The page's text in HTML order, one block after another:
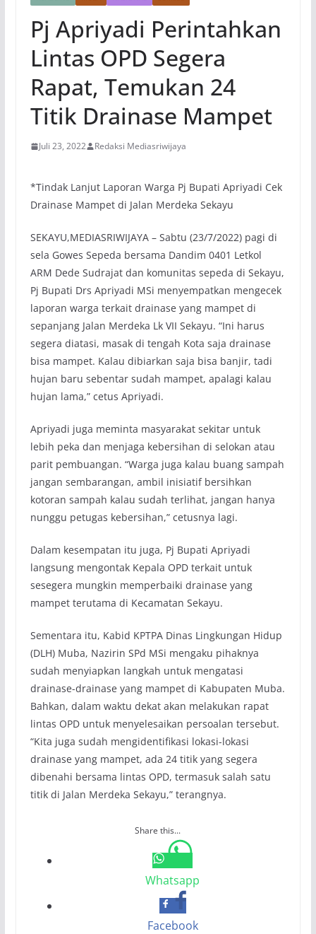
Pj Apriyadi Perintahkan
Lintas OPD Segera
Rapat, Temukan 24
Titik Drainase Mampet
Juli 23, 2022 Redaksi Mediasriwijaya
*Tindak Lanjut Laporan Warga Pj Bupati Apriyadi Cek
Drainase Mampet di Jalan Merdeka Sekayu
SEKAYU,MEDIASRIWIJAYA – Sabtu (23/7/2022) pagi di
sela Gowes Sepeda bersama Dandim 0401 Letkol
ARM Dede Sudrajat dan komunitas sepeda di Sekayu,
Pj Bupati Drs Apriyadi MSi menyempatkan mengecek
laporan warga terkait drainase yang mampet di
sepanjang Jalan Merdeka Lk VII Sekayu. “Ini harus
segera diatasi, masak di tengah Kota saja drainase
bisa mampet. Kalau dibiarkan saja bisa banjir, tadi
hujan baru sebentar sudah mampet, apalagi kalau
hujan lama,” cetus Apriyadi.
Apriyadi juga meminta masyarakat sekitar untuk
lebih peka dan menjaga kebersihan di selokan atau
parit pembuangan. “Warga juga kalau buang sampah
jangan sembarangan, ambil inisiatif bersihkan
kotoran sampah kalau sudah terlihat, jangan hanya
nunggu petugas kebersihan,” cetusnya lagi.
Dalam kesempatan itu juga, Pj Bupati Apriyadi
langsung mengontak Kepala OPD terkait untuk
sesegera mungkin memperbaiki drainase yang
mampet terutama di Kecamatan Sekayu.
Sementara itu, Kabid KPTPA Dinas Lingkungan Hidup
(DLH) Muba, Nazirin SPd MSi mengaku pihaknya
sudah menyiapkan langkah untuk mengatasi
drainase-drainase yang mampet di Kabupaten Muba.
Bahkan, dalam waktu dekat akan melakukan rapat
lintas OPD untuk menyelesaikan persoalan tersebut.
“Kita juga sudah mengidentifikasi lokasi-lokasi
drainase yang mampet, ada 24 titik yang segera
dibenahi bersama lintas OPD, termasuk salah satu
titik di Jalan Merdeka Sekayu,” terangnya.
Share this...
Whatsapp
Facebook